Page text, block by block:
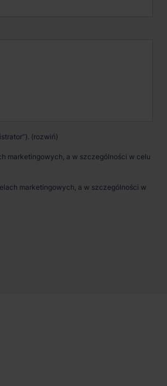
Wypełnij formularz
marketingowych, a w szczególności w celu
marketingowych, a w szczególności w